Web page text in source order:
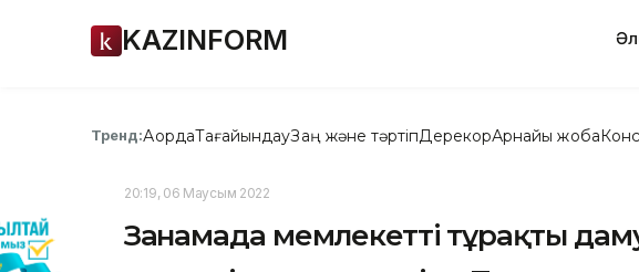
KAZINFORM
Тренд:АқордаТағайындауЗаң және тәртіпДерекқорАрнайы жоба
20:19, 06 Маусым 2022
Заңнамада мемлекеттің тұрақты